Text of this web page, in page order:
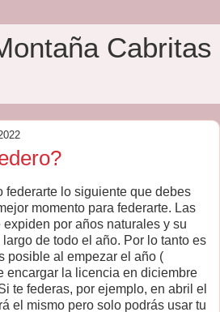
Cabritas
federarte lo siguiente que debes
momento para federarte. Las
expiden por años naturales y su
de todo el año. Por lo tanto es
posible al empezar el año (
encargar la licencia en diciembre
te federas, por ejemplo, en abril el
el mismo pero solo podrás usar tu